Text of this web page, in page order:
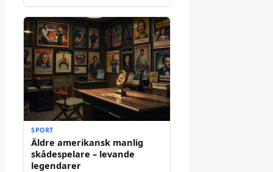
SPORT
Äldre amerikansk manlig
skådespelare – levande
legendarer